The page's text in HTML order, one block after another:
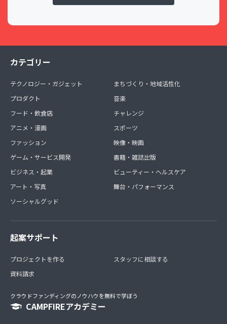
カテゴリー
テクノロジー・ガジェット
プロダクト
フード・飲食店
アニメ・漫画
ファッション
ゲーム・サービス開発
ビジネス・起業
アート・写真
ソーシャルグッド
まちづくり・地域活性化
音楽
チャレンジ
スポーツ
映像・映画
書籍・雑誌出版
ビューティー・ヘルスケア
舞台・パフォーマンス
起案サポート
プロジェクトを作る
資料請求
スタッフに相談する
クラウドファンディングのノウハウを無料で学ぼう
CAMPFIREアカデミー